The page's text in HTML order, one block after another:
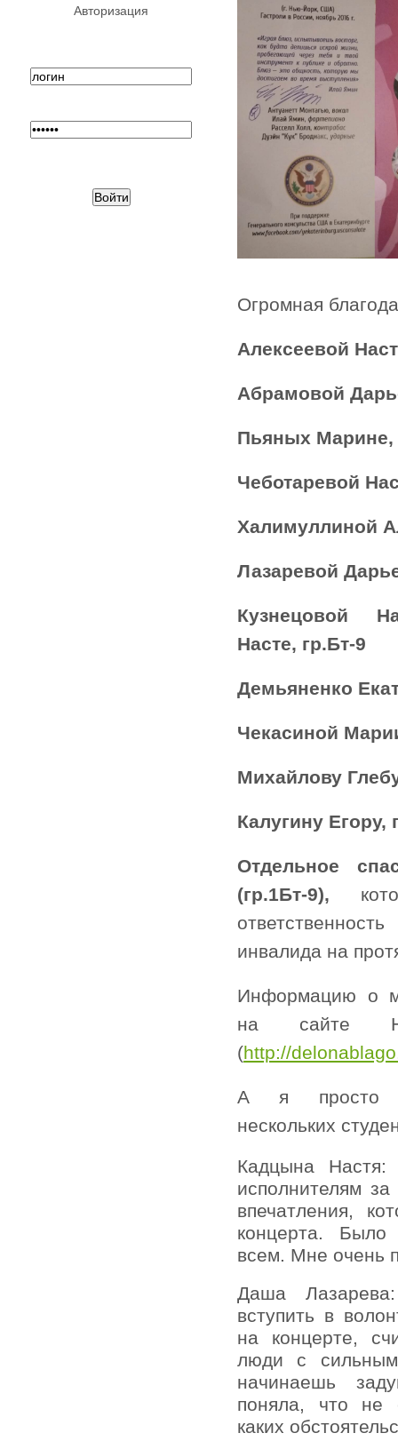
Авторизация
Огромная
Алексеевой
Абрамовой
Пьяных Марине,
Чеботаревой
Халимуллиной
Лазаревой
Кузнецовой
Насте, гр.Бт-9
Демьяненко
Чекасиной
Михайлову
Калугину Егору,
Отдельное
(гр.1Бт-9),
инвалида на
Информацию о
на сайте
(http://
А я просто
нескольких
Кадцына
исполнителям
впечатления,
концерта. Было
всем. Мне очень
Даша
вступить в
на концерте,
люди с
начинаешь
поняла, что не
каких